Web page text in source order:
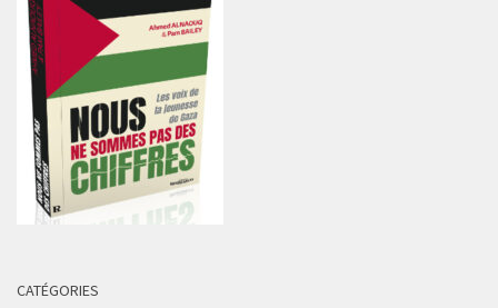
CATÉGORIES